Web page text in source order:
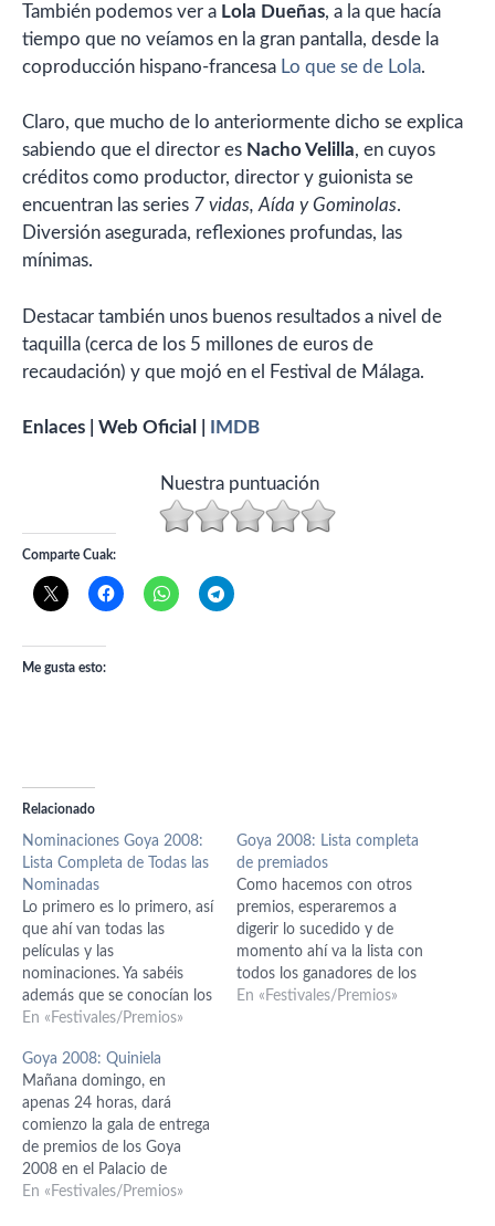
También podemos ver a Lola Dueñas, a la que hacía
tiempo que no veíamos en la gran pantalla, desde la
coproducción hispano-francesa Lo que se de Lola.
Claro, que mucho de lo anteriormente dicho se explica
sabiendo que el director es Nacho Velilla, en cuyos
créditos como productor, director y guionista se
encuentran las series 7 vidas, Aída y Gominolas.
Diversión asegurada, reflexiones profundas, las
mínimas.
Destacar también unos buenos resultados a nivel de
taquilla (cerca de los 5 millones de euros de
recaudación) y que mojó en el Festival de Málaga.
Enlaces | Web Oficial | IMDB
Nuestra puntuación
Comparte Cuak:
Me gusta esto:
Relacionado
Nominaciones Goya 2008:
Lista Completa de Todas las
Nominadas
Lo primero es lo primero, así
que ahí van todas las
películas y las
nominaciones. Ya sabéis
además que se conocían los
cortos nominados y
lista completa es la
siguiente: MEJOR
PELÍCULA 'El orfanato' 'La
soledad' 'Las 13 rosas' 'Siete
mesas de billar francés'
MEJOR DIRECTOR…
En «Festivales/Premios»
Goya 2008: Lista completa
de premiados
Como hacemos con otros
premios, esperaremos a
digerir lo sucedido y de
momento ahí va la lista con
todos los ganadores de los
Goyas de este año.
En «Festivales/Premios»
Goya 2008: Quiniela
Mañana domingo, en
apenas 24 horas, dará
comienzo la gala de entrega
de premios de los Goya
2008 en el Palacio de
Congresos de Madrid.
En «Festivales/Premios»